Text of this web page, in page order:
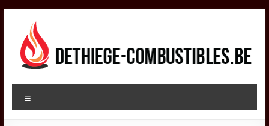
contenu
DETHIEGE
COMBUSTIBLES